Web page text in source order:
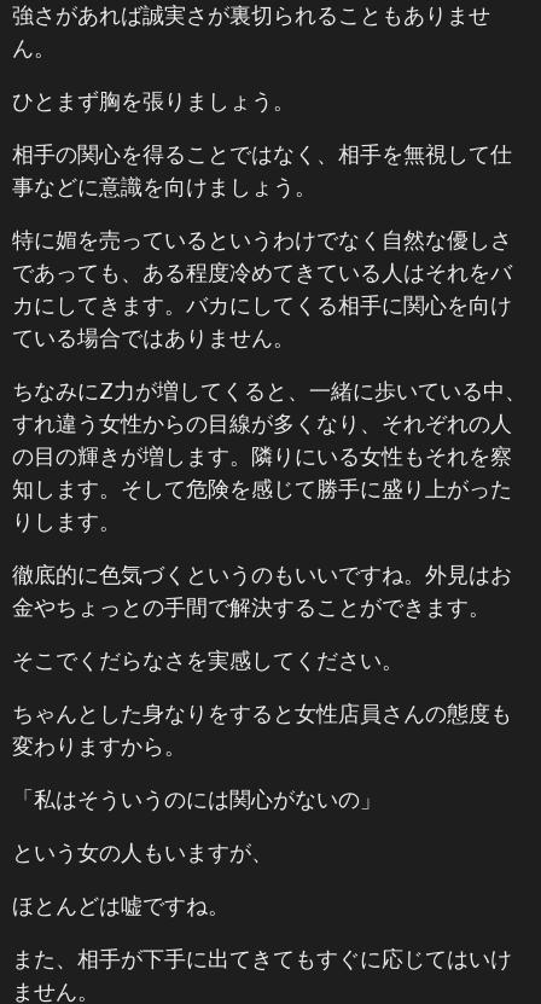
強さがあれば誠実さが裏切られることもありませ
ん。
ひとまず胸を張りましょう。
相手の関心を得ることではなく、相手を無視して仕
事などに意識を向けましょう。
特に媚を売っているというわけでなく自然な優しさ
であっても、ある程度冷めてきている人はそれをバ
カにしてきます。バカにしてくる相手に関心を向け
ている場合ではありません。
ちなみにZ力が増してくると、一緒に歩いている中、
すれ違う女性からの目線が多くなり、それぞれの人
の目の輝きが増します。隣りにいる女性もそれを察
知します。そして危険を感じて勝手に盛り上がった
りします。
徹底的に色気づくというのもいいですね。外見はお
金やちょっとの手間で解決することができます。
そこでくだらなさを実感してください。
ちゃんとした身なりをすると女性店員さんの態度も
変わりますから。
「私はそういうのには関心がないの」
という女の人もいますが、
ほとんどは嘘ですね。
また、相手が下手に出てきてもすぐに応じてはいけ
ません。